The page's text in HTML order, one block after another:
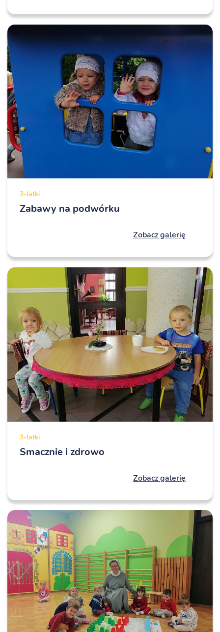
3-latki
Zabawy na podwórku
Zobacz galerię
3-latki
Smacznie i zdrowo
Zobacz galerię